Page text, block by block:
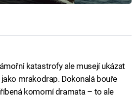
katastrofy ale musejí ukázat
mrakodrap. Dokonalá bouře
komorní dramata – to ale